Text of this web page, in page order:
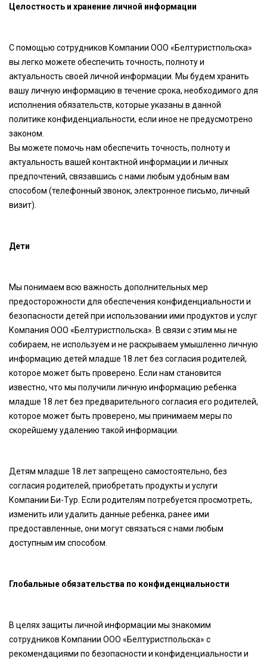
Целостность и хранение личной информации
С помощью сотрудников Компании ООО «Белтуристпольска»
вы легко можете обеспечить точность, полноту и
актуальность своей личной информации. Мы будем хранить
вашу личную информацию в течение срока, необходимого для
исполнения обязательств, которые указаны в данной
политике конфиденциальности, если иное не предусмотрено
законом.
Вы можете помочь нам обеспечить точность, полноту и
актуальность вашей контактной информации и личных
предпочтений, связавшись с нами любым удобным вам
способом (телефонный звонок, электронное письмо, личный
визит).
Дети
Мы понимаем всю важность дополнительных мер
предосторожности для обеспечения конфиденциальности и
безопасности детей при использовании ими продуктов и услуг
Компания ООО «Белтуристпольска». В связи с этим мы не
собираем, не используем и не раскрываем умышленно личную
информацию детей младше 18 лет без согласия родителей,
которое может быть проверено. Если нам становится
известно, что мы получили личную информацию ребенка
младше 18 лет без предварительного согласия его родителей,
которое может быть проверено, мы принимаем меры по
скорейшему удалению такой информации.
Детям младше 18 лет запрещено самостоятельно, без
согласия родителей, приобретать продукты и услуги
Компании Би-Тур. Если родителям потребуется просмотреть,
изменить или удалить данные ребенка, ранее ими
предоставленные, они могут связаться с нами любым
доступным им способом.
Глобальные обязательства по конфиденциальности
В целях защиты личной информации мы знакомим
сотрудников Компании ООО «Белтуристпольска» с
рекомендациями по безопасности и конфиденциальности и